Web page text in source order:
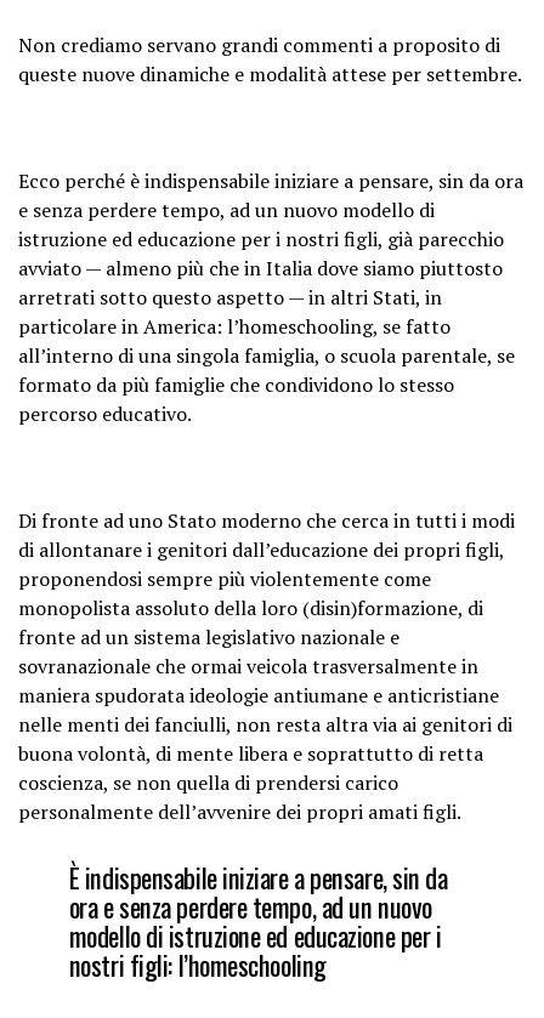
Non crediamo servano grandi commenti a proposito di
queste nuove dinamiche e modalità attese per settembre.
Ecco perché è indispensabile iniziare a pensare, sin da ora
e senza perdere tempo, ad un nuovo modello di
istruzione ed educazione per i nostri figli, già parecchio
avviato — almeno più che in Italia dove siamo piuttosto
arretrati sotto questo aspetto — in altri Stati, in
particolare in America: l’homeschooling, se fatto
all’interno di una singola famiglia, o scuola parentale, se
formato da più famiglie che condividono lo stesso
percorso educativo.
Di fronte ad uno Stato moderno che cerca in tutti i modi
di allontanare i genitori dall’educazione dei propri figli,
proponendosi sempre più violentemente come
monopolista assoluto della loro (disin)formazione, di
fronte ad un sistema legislativo nazionale e
sovranazionale che ormai veicola trasversalmente in
maniera spudorata ideologie antiumane e anticristiane
nelle menti dei fanciulli, non resta altra via ai genitori di
buona volontà, di mente libera e soprattutto di retta
coscienza, se non quella di prendersi carico
personalmente dell’avvenire dei propri amati figli.
È indispensabile iniziare a pensare, sin da
ora e senza perdere tempo, ad un nuovo
modello di istruzione ed educazione per i
nostri figli: l’homeschooling